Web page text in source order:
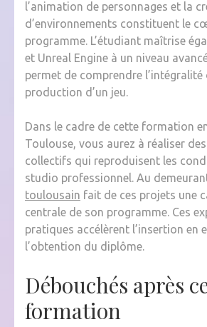
l’animation de personnages et la
d’environnements constituent le
programme. L’étudiant maîtrise
et Unreal Engine à un niveau
permet de comprendre l’intégralité
production d’un jeu.
Dans le cadre de cette formation
Toulouse, vous aurez à réaliser
collectifs qui reproduisent les
studio professionnel. Au
toulousain fait de ces projets une
centrale de son programme. Ces
pratiques accélèrent l’insertion en
l’obtention du diplôme.
Débouchés après
formation